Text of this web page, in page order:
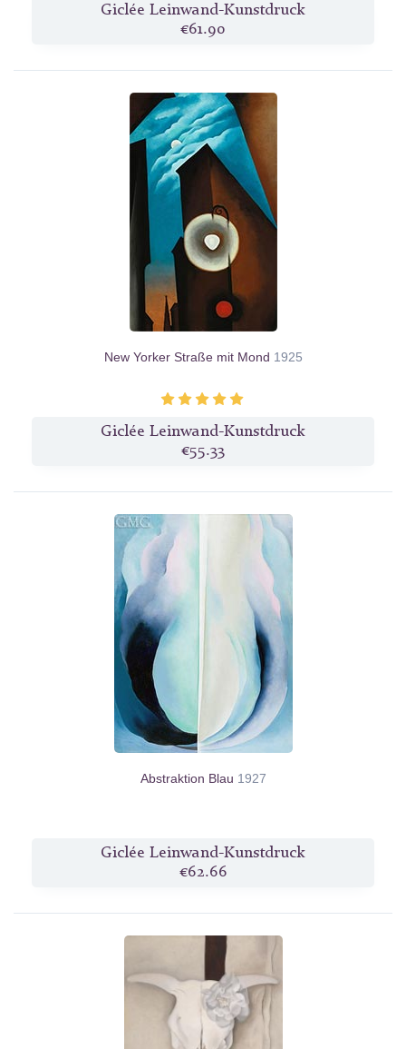
Giclée Leinwand-Kunstdruck
€61.90
New Yorker Straße mit Mond 1925
Giclée Leinwand-Kunstdruck
€55.33
Abstraktion Blau 1927
Giclée Leinwand-Kunstdruck
€62.66